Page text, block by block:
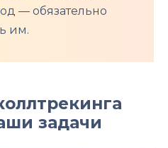
— обязательно
им.
задачи